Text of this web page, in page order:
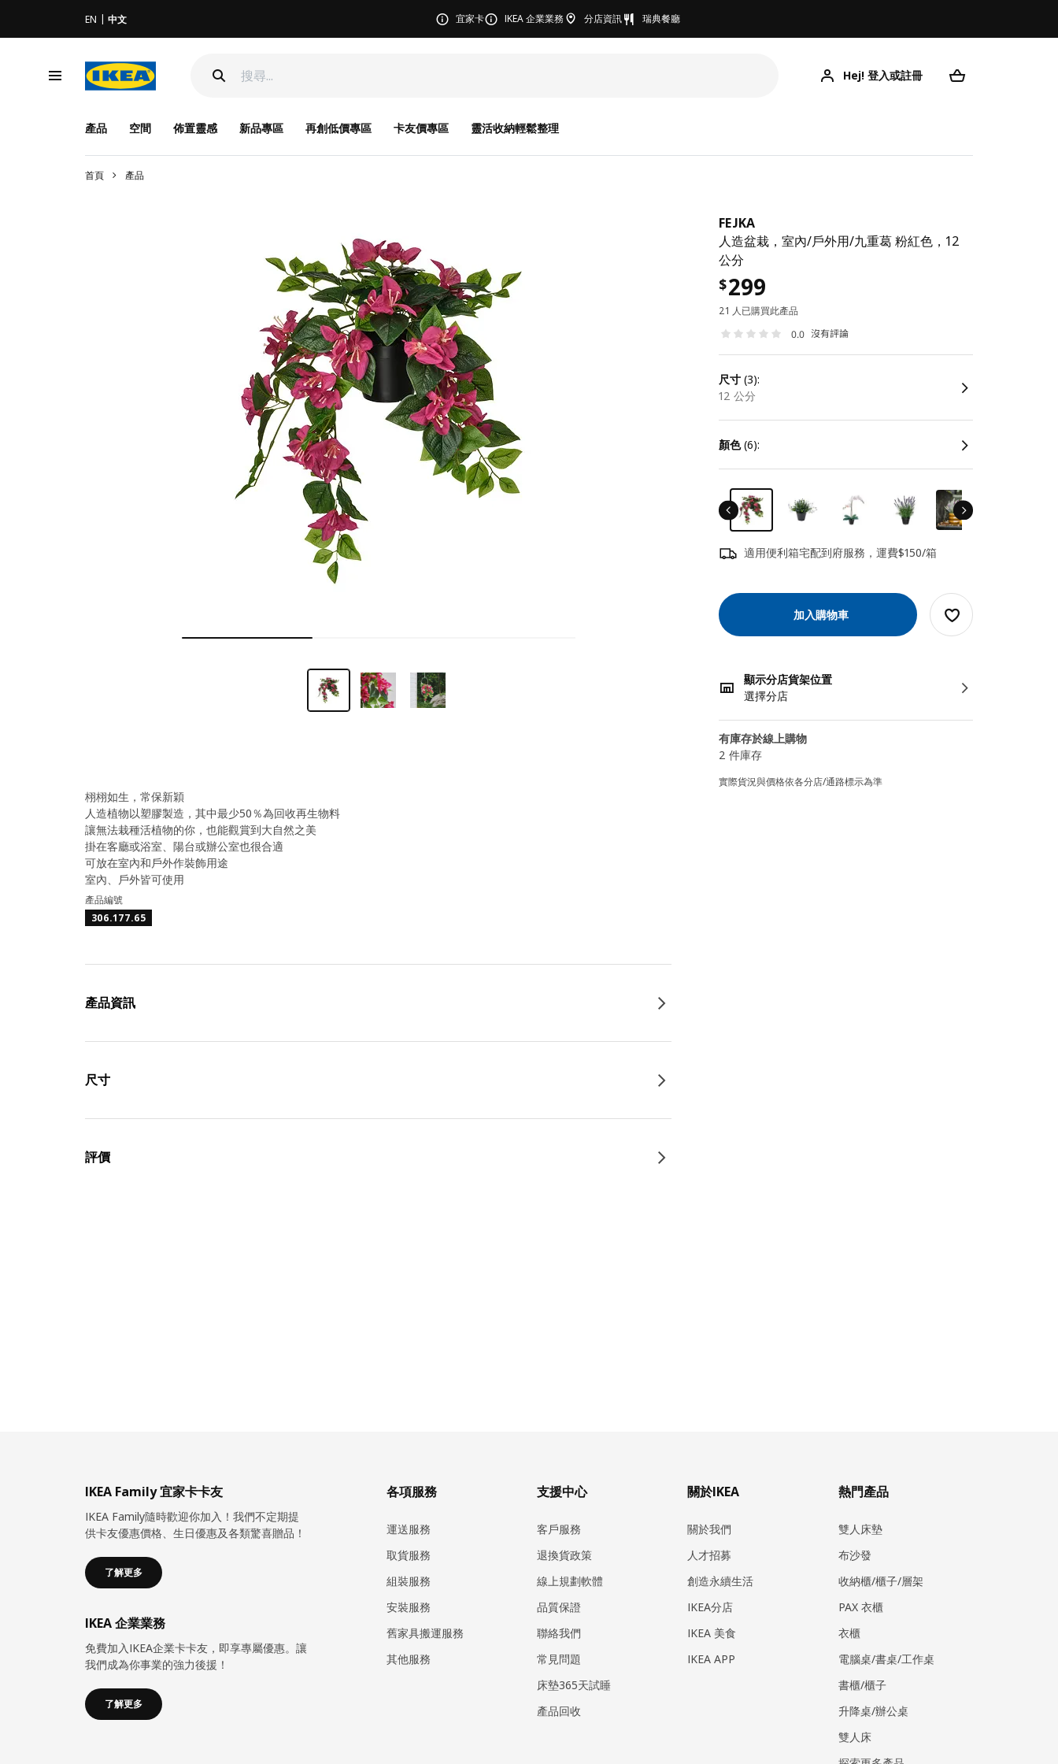
EN 中文 宜家卡 IKEA 企業業務 分店資訊 瑞典餐廳
Hej! 登入或註冊
產品 空間 佈置靈感 新品專區 再創低價專區 卡友價專區 靈活收納輕鬆整理
首頁 產品
FEJKA
人造盆栽，室內/戶外用/九重葛 粉紅色，12
公分
$299
21 人已購買此產品
0.0 沒有評論
尺寸 (3):
12 公分
顏色(6):
適用便利箱宅配到府服務，運費$150/箱
加入購物車
顯示分店貨架位置
選擇分店
有庫存於線上購物
2 件庫存
實際貨況與價格依各分店/通路標示為準
栩栩如生，常保新穎
人造植物以塑膠製造，其中最少50％為回收再生物料
讓無法栽種活植物的你，也能觀賞到大自然之美
掛在客廳或浴室、陽台或辦公室也很合適
可放在室內和戶外作裝飾用途
室內、戶外皆可使用
產品編號
306.177.65
產品資訊
尺寸
評價
IKEA Family 宜家卡卡友
IKEA Family隨時歡迎你加入！我們不定期提
供卡友優惠價格、生日優惠及各類驚喜贈品！
了解更多
IKEA 企業業務
免費加入IKEA企業卡卡友，即享專屬優惠。讓
我們成為你事業的強力後援！
了解更多
各項服務
運送服務
取貨服務
組裝服務
安裝服務
​舊家具搬運服務
其他服務
支援中心
客戶服務
退換貨政策
線上規劃軟體
品質保證
聯絡我們
常見問題
床墊365天試睡
產品回收
關於IKEA
關於我們
人才招募
創造永續生活
IKEA分店
IKEA 美食
IKEA APP
熱門產品
雙人床墊
布沙發
收納櫃/櫃子/層架
PAX 衣櫃
衣櫃
電腦桌/書桌/工作桌
書櫃/櫃子
升降桌/辦公桌
雙人床